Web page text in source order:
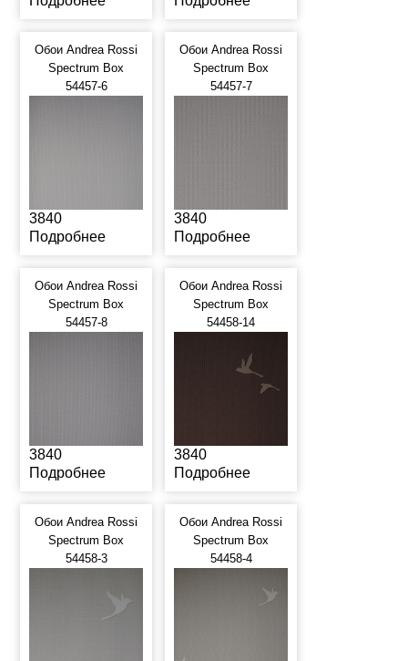
Обои Andrea Rossi
Spectrum Box
54457-6
3840
Подробнее
Обои Andrea Rossi
Spectrum Box
54457-7
3840
Подробнее
Обои Andrea Rossi
Spectrum Box
54457-8
3840
Подробнее
Обои Andrea Rossi
Spectrum Box
54458-14
3840
Подробнее
Обои Andrea Rossi
Spectrum Box
54458-3
Обои Andrea Rossi
Spectrum Box
54458-4